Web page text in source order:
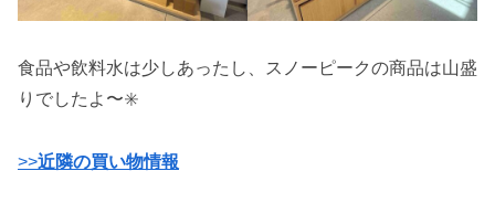
食品や飲料水は少しあったし、スノーピークの商品は山盛
りでしたよ〜✳️
>>近隣の買い物情報